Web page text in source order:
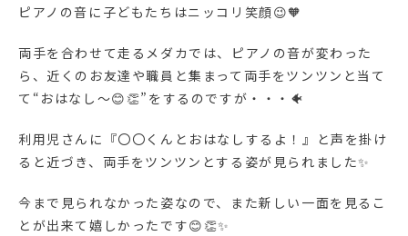
ピアノの音に子どもたちはニッコリ笑顔😉🧡
両手を合わせて走るメダカでは、ピアノの音が変わった
ら、近くのお友達や職員と集まって両手をツンツンと当て
て“おはなし～😊👏”をするのですが・・・🐠
利用児さんに『〇〇くんとおはなしするよ！』と声を掛け
ると近づき、両手をツンツンとする姿が見られました✨
今まで見られなかった姿なので、また新しい一面を見るこ
とが出来て嬉しかったです😊👏✨